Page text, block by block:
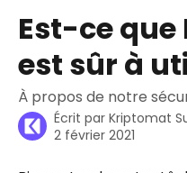
Est-ce
est sûr à
À propos de notre
Écrit par Kriptomat
2 février 2021